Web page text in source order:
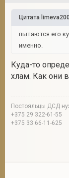
Цитата
пытаются его
именно.
Куда-то
хлам. Как они
Постояльцы ДСД
+375 29 322-61-55
+375 33 66-11-625